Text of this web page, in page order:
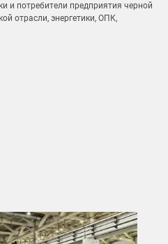
и потребители предприятия черной
отрасли, энергетики, ОПК,